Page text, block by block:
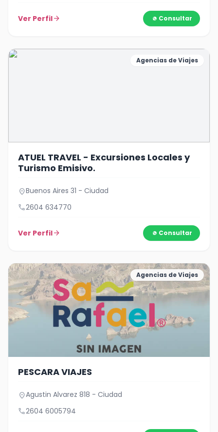
Ver Perfilarrow_forward Consultar
Agencias de Viajes
ATUEL TRAVEL - Excursiones Locales y
Turismo Emisivo.
location_onBuenos Aires 31 - Ciudad
call2604 634770
Ver Perfilarrow_forward Consultar
Agencias de Viajes
PESCARA VIAJES
location_onAgustin Alvarez 818 - Ciudad
call2604 6005794